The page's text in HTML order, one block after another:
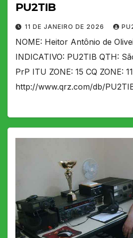
PU2TIB
11 DE JANEIRO DE 2026
NOME: Heitor Antônio de
INDICATIVO: PU2TIB QTH:
PrP ITU ZONE: 15 CQ ZONE:
http://www.qrz.com/db/